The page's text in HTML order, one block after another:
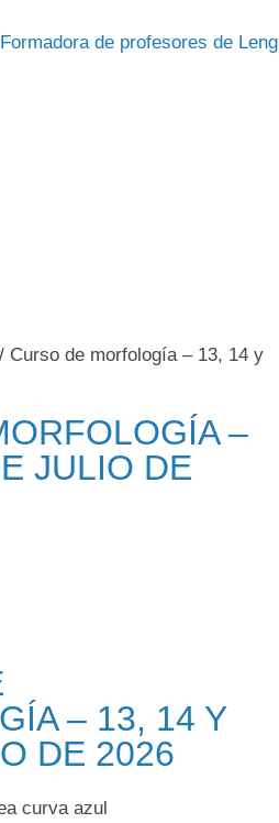
/ Curso de morfología – 13, 14 y
–
JULIO DE
– 13, 14 Y
DE 2026